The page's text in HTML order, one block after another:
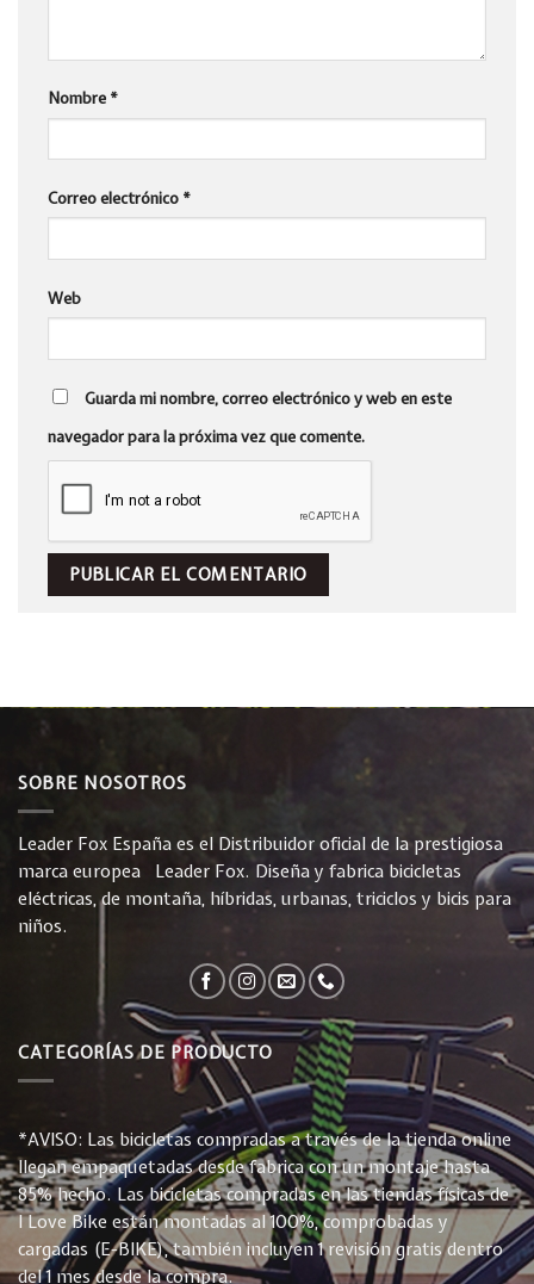
Nombre *
Correo electrónico *
Web
Guarda mi nombre, correo electrónico y web en este
navegador para la próxima vez que comente.
SOBRE NOSOTROS
Leader Fox España es el Distribuidor oficial de la prestigiosa
marca europea Leader Fox. Diseña y fabrica bicicletas
eléctricas, de montaña, híbridas, urbanas, triciclos y bicis para
niños.
CATEGORÍAS DE PRODUCTO
*AVISO: Las bicicletas compradas a través de la tienda online
llegan empaquetadas desde fabrica con un montaje hasta
85% hecho. Las bicicletas compradas en las tiendas físicas de
I Love Bike están montadas al 100%, comprobadas y
cargadas (E-BIKE), también incluyen 1 revisión gratis dentro
del 1 mes desde la compra.